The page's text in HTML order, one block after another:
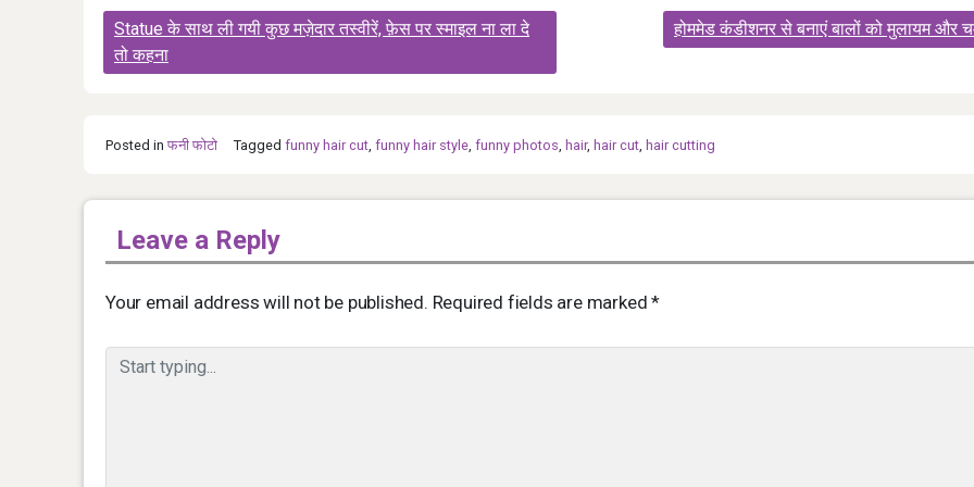
Post
navigation
Statue के साथ ली गयी कुछ मज़ेदार तस्वीरें, फ़ेस पर स्माइल ना ला दे
तो कहना
होममेड कंडीशनर से बनाएं बालों को मुलायम और
Posted in फनी फोटो Tagged funny hair cut funny hair style funny photos hair, hair cut hair cutting
Leave a Reply
Your email address will not be published. Required fields are marked*